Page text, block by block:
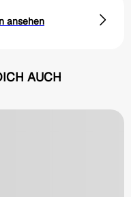
ansehen
AUCH